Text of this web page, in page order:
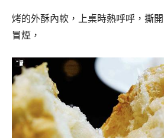
烤的外酥內軟，上桌時熱呼呼，撕
冒煙，